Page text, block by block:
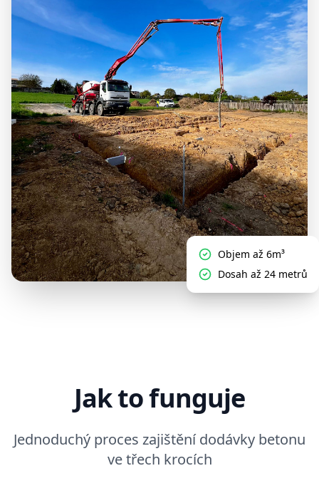
Objem až 6m³
Dosah až 24 metrů
Jak to funguje
Jednoduchý proces zajištění dodávky betonu
ve třech krocích